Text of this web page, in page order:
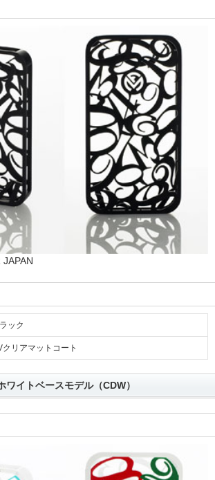
ック
クリアマットコート
ワイトベースモデル（CDW）